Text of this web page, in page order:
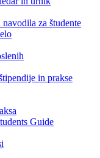
za študente
in prakse
Guide